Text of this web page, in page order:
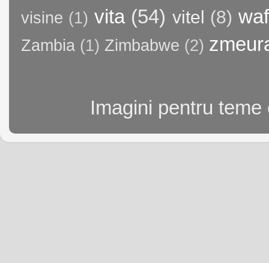
visine (1) vita (54) vitel (8)
Zambia (1) Zimbabwe (2)
Imagini pentru